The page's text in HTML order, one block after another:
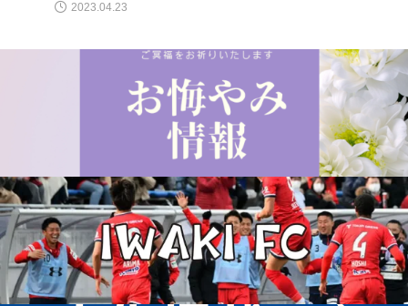
2023.04.23